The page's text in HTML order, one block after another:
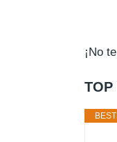
¡No